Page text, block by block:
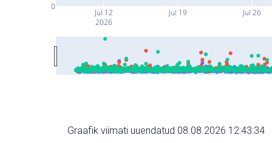
Jul 12
2026
Jul 19 Jul 26
0
Graafik viimati uuendatud 08.08.2026 12:43:34